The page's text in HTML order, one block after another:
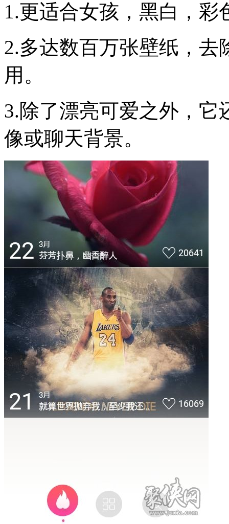
1.更适合女孩，黑白，
2.多达数百万张壁纸，
用。
3.除了漂亮可爱之外，
像或聊天背景。